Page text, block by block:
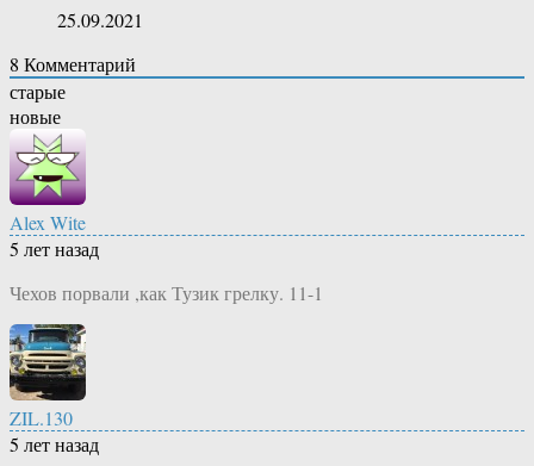
25.09.2021
8 Комментарий
старые
новые
Alex Wite
5 лет назад
Чехов порвали ,как Тузик грелку. 11-1
ZIL.130
5 лет назад